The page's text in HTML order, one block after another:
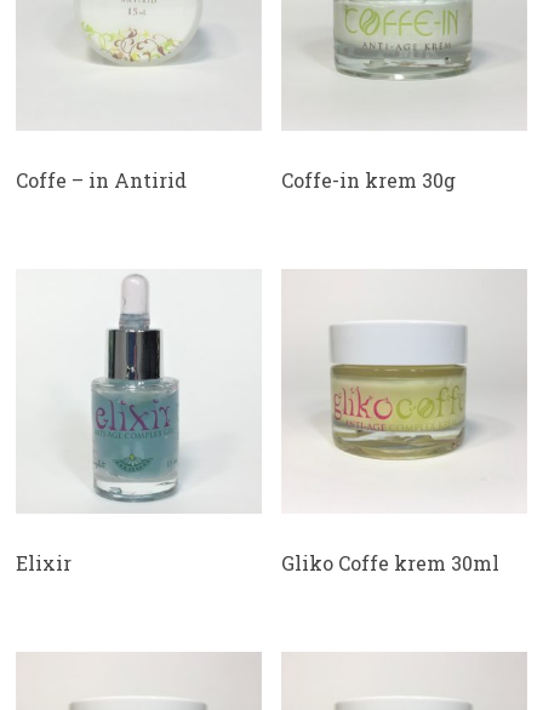
Coffe – in Antirid Coffe-in krem 30g
Elixir Gliko Coffe krem 30ml